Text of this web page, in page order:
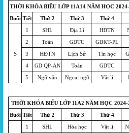
THỜI KHÓA BIỂU LỚP 11A14 NĂM HỌC
Buổi Tiết Thứ 2 Thứ 3 Thứ 4
S
1 SHL Địa Lí HĐTN
2
Toán GDTC GDKT-PL
3
HĐTN Lịch Sử Tin học
4
GD QP-AN Toán GDTC
5
Ngữ văn Ngoại ngữ Vật lí
THỜI KHÓA BIỂU LỚP 11A2 NĂM HỌC
Buổi Tiết Thứ 2 Thứ 3 Thứ 4
1 SHL Hóa học Vật lí